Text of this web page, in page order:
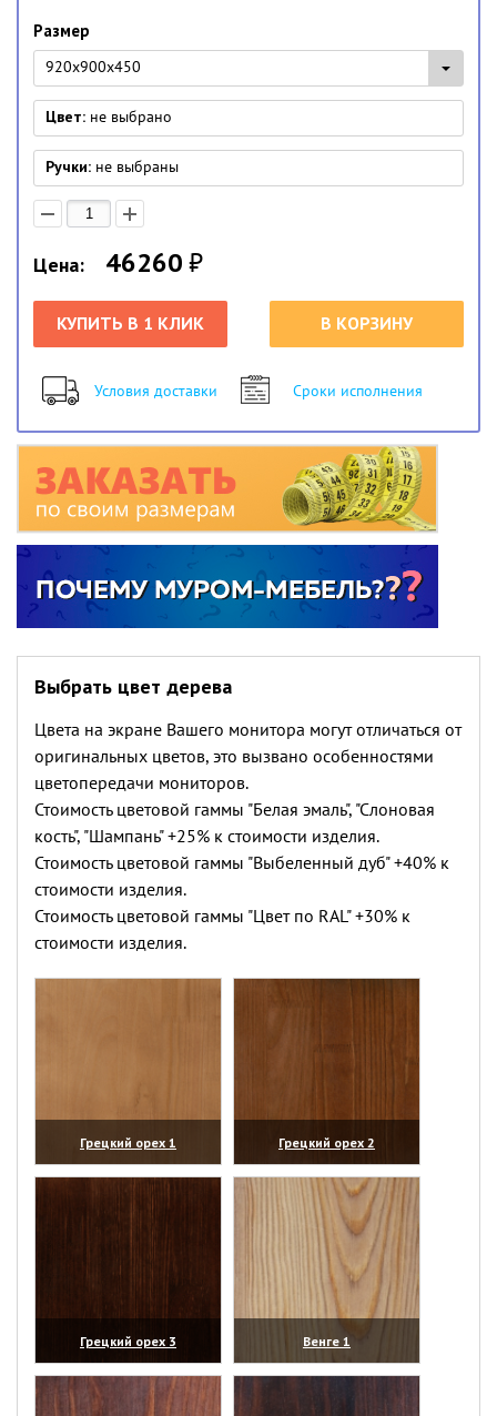
Размер
920x900x450
Цвет: не выбрано
Ручки: не выбраны
Цена: 46260₽
КУПИТЬ В 1 КЛИК В КОРЗИНУ
Условия доставки Сроки исполнения
Выбрать цвет дерева
Цвета на экране Вашего монитора могут отличаться от
оригинальных цветов, это вызвано особенностями
цветопередачи мониторов.
Стоимость цветовой гаммы "Белая эмаль", "Слоновая
кость", "Шампань" +25% к стоимости изделия.
Стоимость цветовой гаммы "Выбеленный дуб" +40% к
стоимости изделия.
Стоимость цветовой гаммы "Цвет по RAL" +30% к
стоимости изделия.
Грецкий орех 1
(увеличить)
Грецкий орех 2
(увеличить)
Грецкий орех 3
(увеличить)
Венге 1
(увеличить)